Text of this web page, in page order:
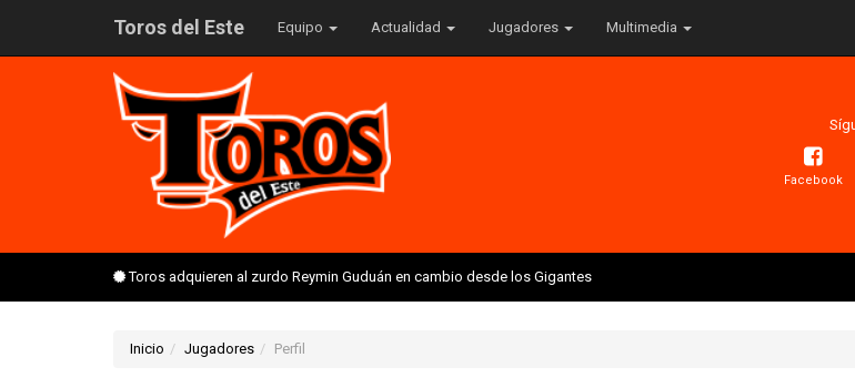
Toros del Este Equipo Actualidad Jugadores Multimedia
Facebook
Toros adquieren al zurdo Reymin Guduán en cambio desde los Gigantes
Inicio Jugadores Perfil